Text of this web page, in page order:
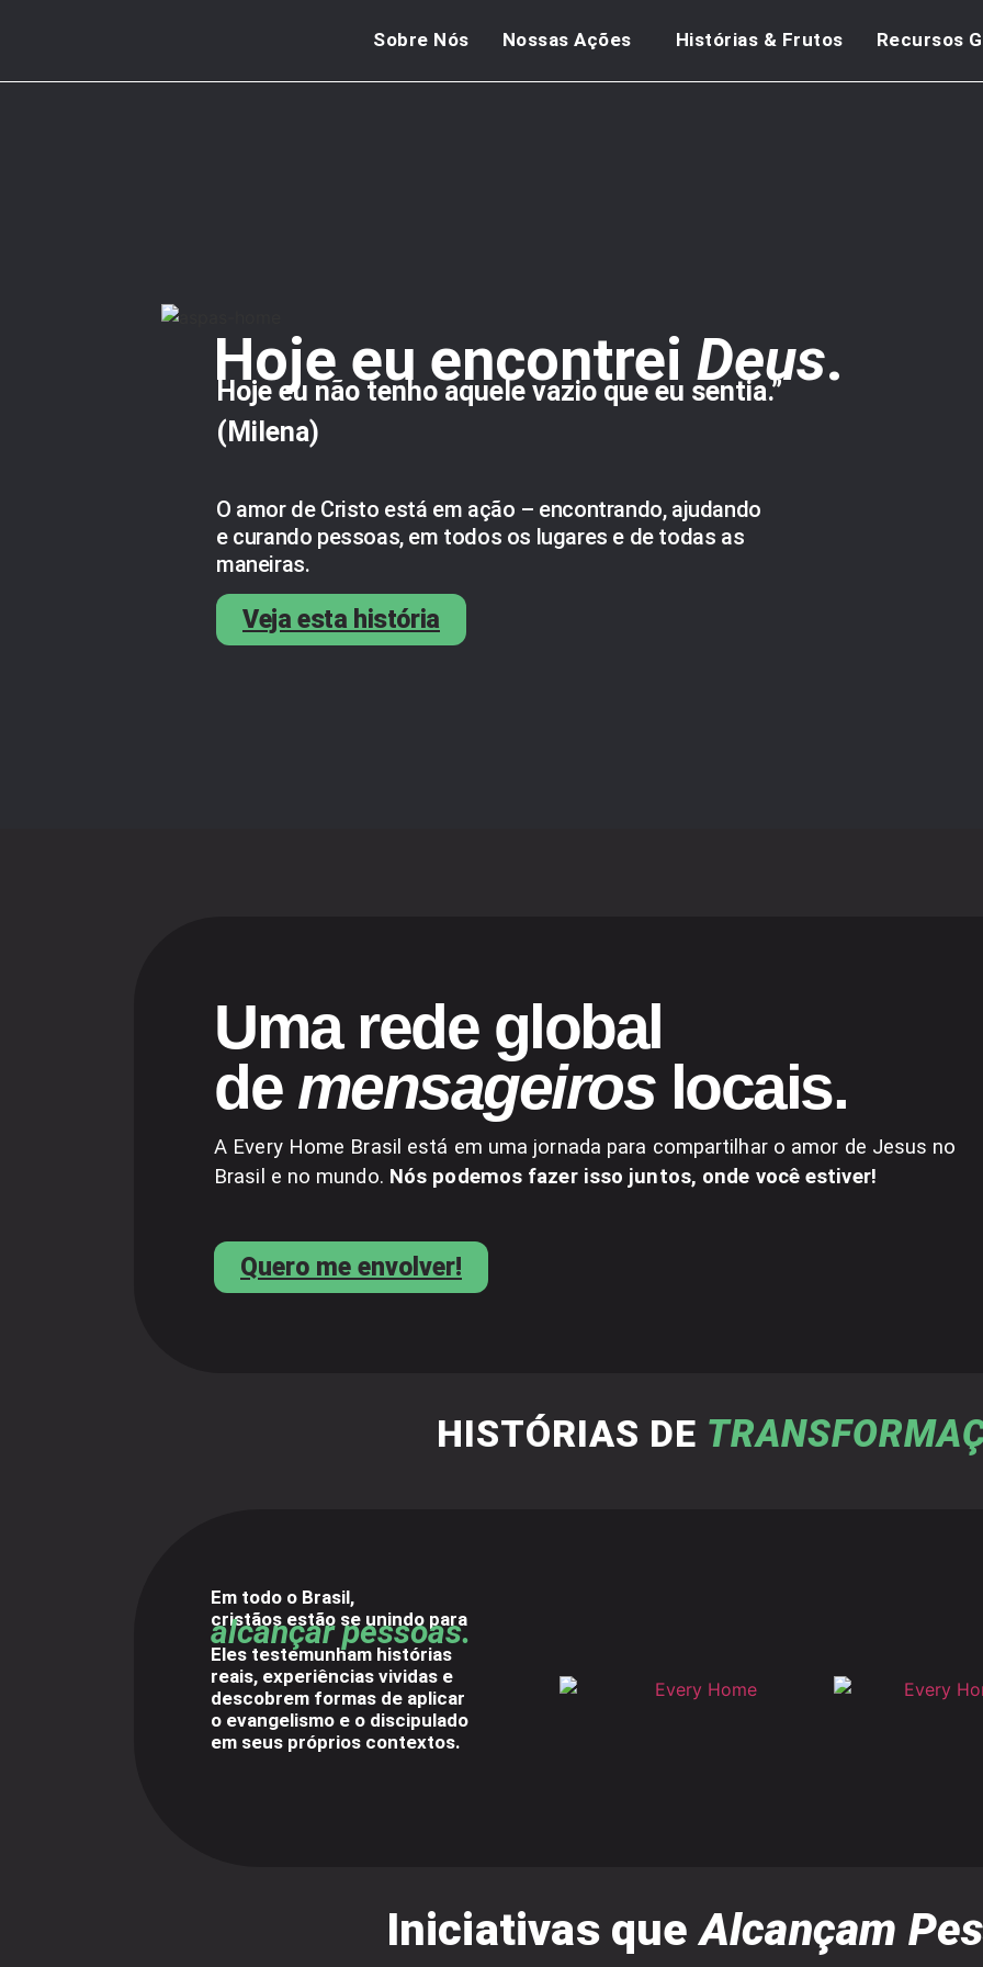
Sobre Nós Nossas Ações Histórias & Frutos Recursos
Hoje eu encontrei Deus.
Hoje eu não tenho aquele vazio que eu sentia.”
(Milena)
O amor de Cristo está em ação – encontrando, ajudando
e curando pessoas, em todos os lugares e de todas as
maneiras.
Veja esta história
Uma rede global
de mensageiroslocais.
A Every Home Brasil está em uma jornada para compartilhar o amor de Jesus no
Brasil e no mundo. Nós podemos fazer isso juntos, onde você estiver!
Quero me envolver!
HISTÓRIAS DE
Em todo o Brasil,
cristãos estão se unindo para
alcançar pessoas.
Eles testemunham histórias
reais, experiências vividas e
descobrem formas de aplicar
o evangelismo e o discipulado
em seus próprios contextos.
Iniciativas queAlcançam